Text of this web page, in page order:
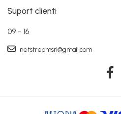
Suport clienti
09 - 16
netstreamsrl@gmail.com